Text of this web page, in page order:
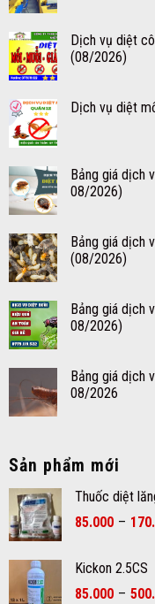
Dịch vụ diệt
(08/2026)
Dịch vụ diệt
Bảng giá dịch
08/2026)
Bảng giá dịch
(08/2026)
Bảng giá dịch
08/2026)
Bảng giá dịch
08/2026
Sản phẩm mới
Thuốc diệt
85.000 –
Kickon 2.5CS
85.000 –